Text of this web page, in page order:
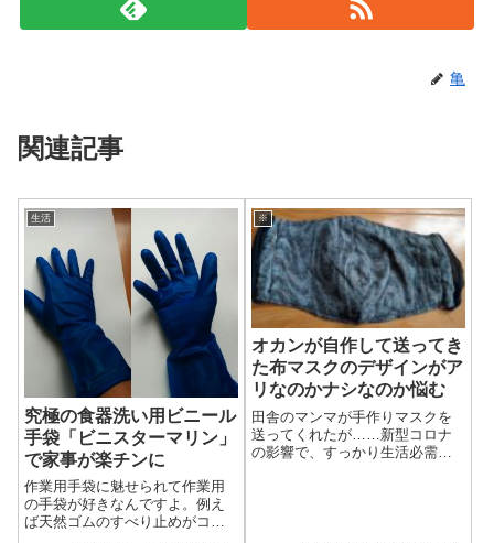
亀
関連記事
生活
究極の食器洗い用ビニール
手袋「ビニスターマリン」
で家事が楽チンに
作業用手袋に魅せられて作業用
の手袋が好きなんですよ。例え
ば天然ゴムのすべり止めがコー
※
オカンが自作して送ってき
た布マスクのデザインがア
リなのかナシなのか悩む
田舎のマンマが手作りマスクを
送ってくれたが……新型コロナ
の影響で、すっかり生活必需品